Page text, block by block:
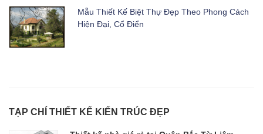
Mẫu Thiết Kế Biệt Thự Đẹp Theo Phong Cách
Hiện Đại, Cổ Điển
TẠP CHÍ THIẾT KẾ KIẾN TRÚC ĐẸP